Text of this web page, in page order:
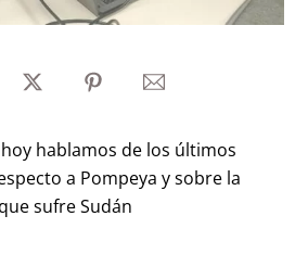
hablamos de los últimos
a Pompeya y sobre la
sufre Sudán